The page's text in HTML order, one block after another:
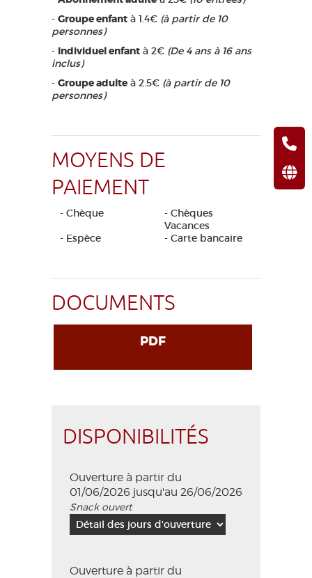
- Groupe enfant à 1.4€ (à partir de 10
personnes)
- Individuel enfant à 2€ (De 4 ans à 16 ans
inclus)
- Groupe adulte à 2.5€ (à partir de 10
personnes)
MOYENS DE
PAIEMENT
- Chèque
- Chèques
Vacances
- Espèce
- Carte bancaire
DOCUMENTS
PDF
DISPONIBILITÉS
Ouverture à partir du
01/06/2026 jusqu'au 26/06/2026
Snack ouvert
Ouverture à partir du